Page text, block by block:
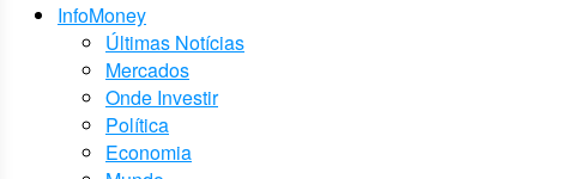
InfoMoney
Últimas Notícias
Mercados
Onde Investir
Política
Economia